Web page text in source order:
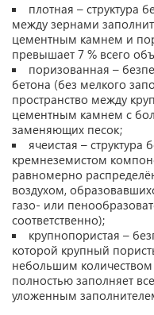
плотная – структура
между зернами
цементным камнем и
превышает 7 % всего
поризованная –
бетона (без мелкого
пространство между
цементным камнем с
заменяющих песок;
ячеистая –
кремнеземистом
равномерно
воздухом,
газо- или
соответственно);
крупнопористая –
которой крупный
небольшим
полностью заполняет
уложенным